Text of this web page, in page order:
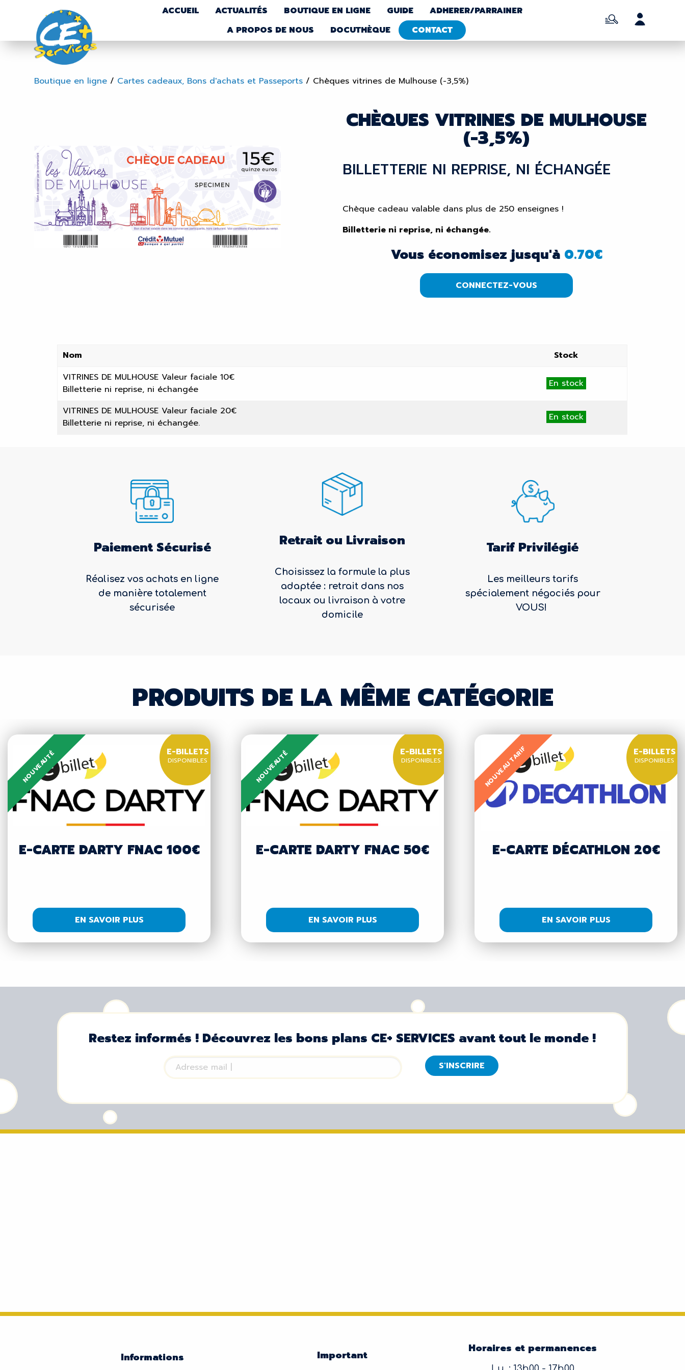
ACCUEIL ACTUALITÉS BOUTIQUE EN LIGNE GUIDE
ADHERER/PARRAINER
A PROPOS DE NOUS
DOCUTHÈQUE CONTACT
Boutique en ligne / Cartes cadeaux, Bons d'achats et Passeports / Chèques vitrines de Mulhouse (-3,5%)
CHÈQUES VITRINES DE MULHOUSE
(-3,5%)
BILLETTERIE NI REPRISE, NI ÉCHANGÉE
Chèque cadeau valable dans plus de 250 enseignes !
Billetterie ni reprise, ni échangée.
Vous économisez jusqu'à 0.70€
CONNECTEZ-VOUS
Nom
Stock
VITRINES DE MULHOUSE Valeur faciale 10€
Billetterie ni reprise, ni échangée
En stock
VITRINES DE MULHOUSE Valeur faciale 20€
Billetterie ni reprise, ni échangée.
En stock
Paiement Sécurisé
Réalisez vos achats en ligne
de manière totalement
sécurisée
Retrait ou Livraison
Choisissez la formule la plus
adaptée : retrait dans nos
locaux ou livraison à votre
domicile
Tarif Privilégié
Les meilleurs tarifs
spécialement négociés pour
VOUS!
PRODUITS DE LA MÊME CATÉGORIE
NOUVEAUTÉ
E-CARTE DARTY FNAC 100€
E-BILLETS
DISPONIBLES
EN SAVOIR PLUS
NOUVEAUTÉ
E-CARTE DARTY FNAC 50€
E-BILLETS
DISPONIBLES
EN SAVOIR PLUS
NOUVEAU TARIF
E-CARTE DÉCATHLON 20€
E-BILLETS
DISPONIBLES
EN SAVOIR PLUS
Restez informés ! Découvrez les bons plans CE+ SERVICES avant tout le monde !
S'INSCRIRE
Informations Important Horaires et permanences